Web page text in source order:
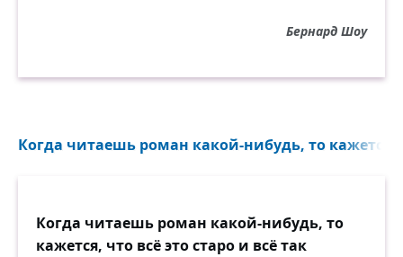
Бернард Шоу
Когда читаешь роман какой-нибудь, то кажется,
Когда читаешь роман какой-нибудь, то
кажется, что всё это старо и всё так